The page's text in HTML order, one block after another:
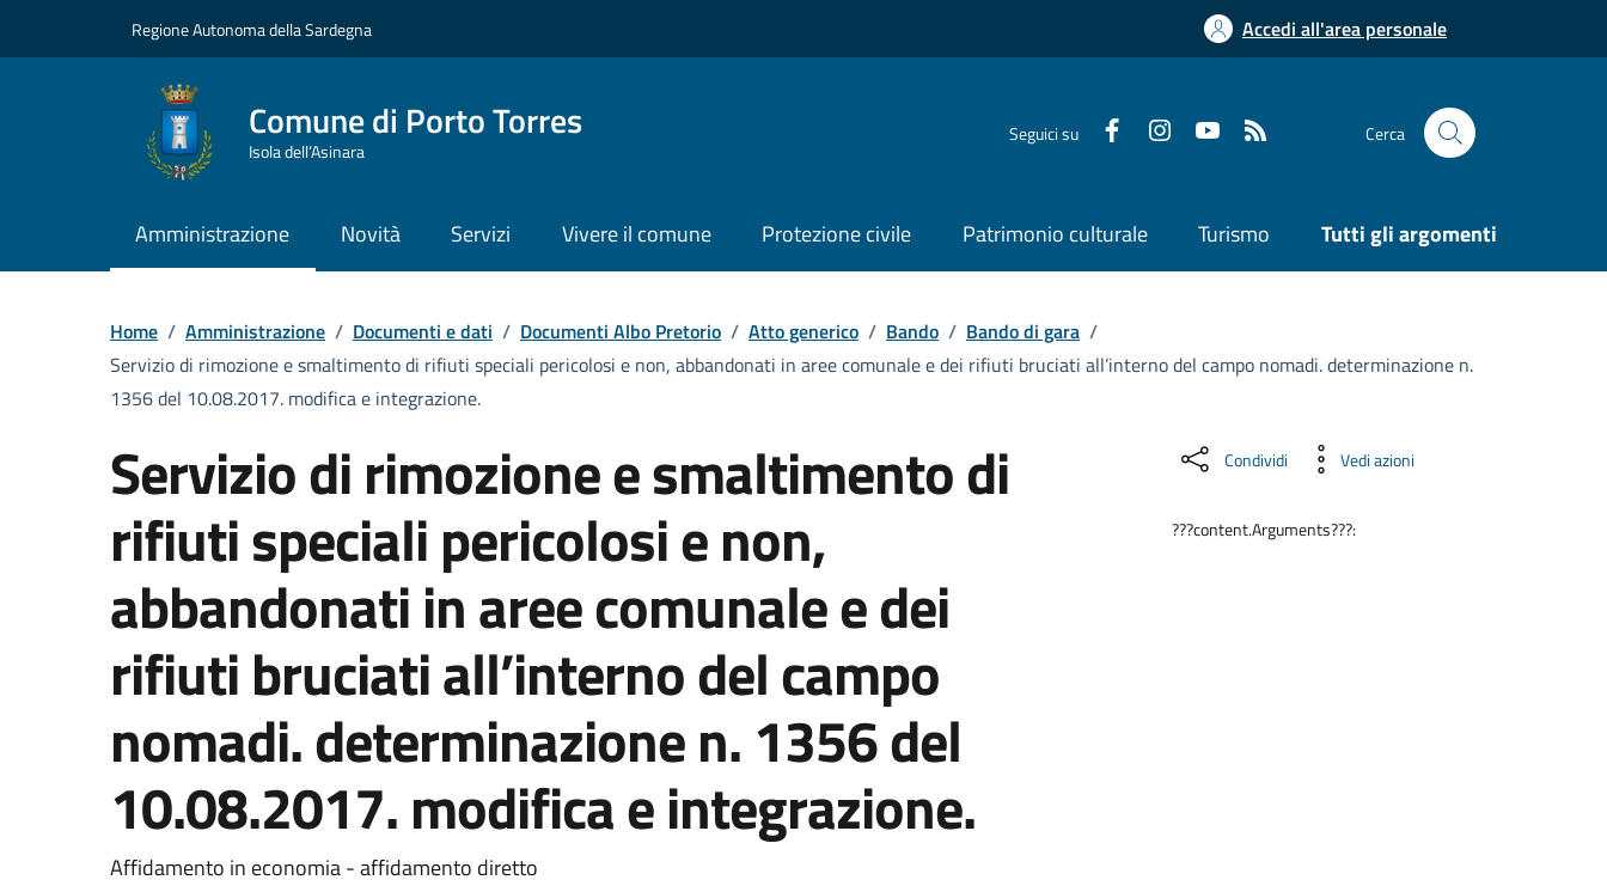
Regione Autonoma della Sardegna Accedi all'area personale
Comune di Porto Torres
Isola dell’Asinara
Seguici su Cerca
Amministrazione Novità Servizi Vivere il comune Protezione civile Patrimonio culturale Turismo Tutti gli argomenti
Home / Amministrazione / Documenti e dati / Documenti Albo Pretorio / Atto generico / Bando / Bando di gara /
Servizio di rimozione e smaltimento di rifiuti speciali pericolosi e non, abbandonati in aree comunale e dei rifiuti bruciati all’interno del campo nomadi. determinazione n.
1356 del 10.08.2017. modifica e integrazione.
Servizio di rimozione e smaltimento di
rifiuti speciali pericolosi e non,
abbandonati in aree comunale e dei
rifiuti bruciati all’interno del campo
nomadi. determinazione n. 1356 del
10.08.2017. modifica e integrazione.
Dettaglio del documento
Affidamento in economia - affidamento diretto
Condividi Vedi azioni
???content.Arguments???: